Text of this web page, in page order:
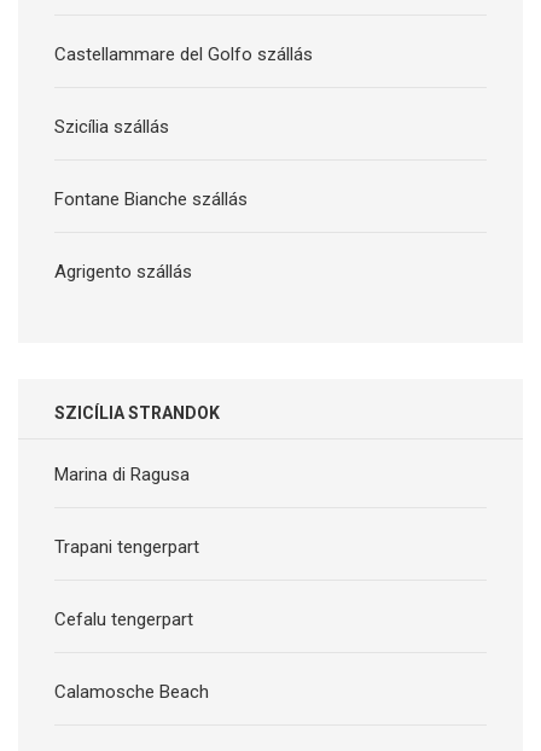
Castellammare del Golfo szállás
Szicília szállás
Fontane Bianche szállás
Agrigento szállás
SZICÍLIA STRANDOK
Marina di Ragusa
Trapani tengerpart
Cefalu tengerpart
Calamosche Beach